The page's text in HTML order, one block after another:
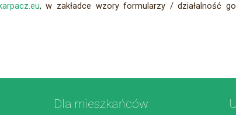
, w zakładce wzory formularzy / działalność
Dla mieszkańców